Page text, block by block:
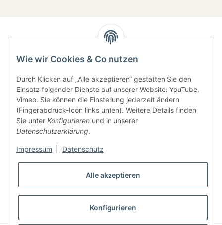
Gesetzliche Informationen
Informationen
Wie wir Cookies & Co nutzen
Durch Klicken auf „Alle akzeptieren“ gestatten Sie den
Einsatz folgender Dienste auf unserer Website: YouTube,
Vimeo. Sie können die Einstellung jederzeit ändern
(Fingerabdruck-Icon links unten). Weitere Details finden
Sie unter Konfigurieren und in unserer
Datenschutzerklärung.
Impressum Datenschutz
Alle akzeptieren
Konfigurieren